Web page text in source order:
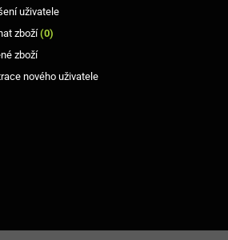
uživatele
zboží(0)
zboží
nového uživatele